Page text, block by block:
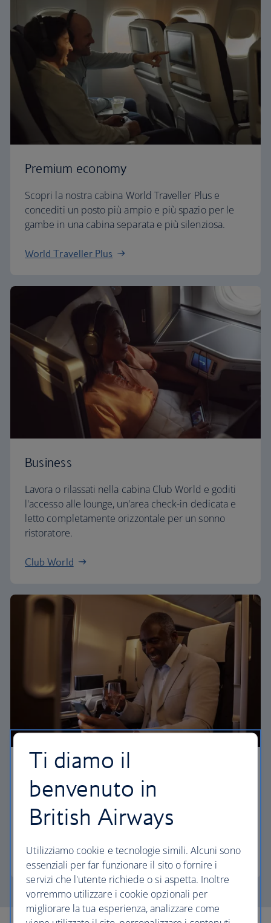
Premium economy
Scopri la nostra cabina World Traveller Plus e
concediti un posto più ampio e più spazio per le
gambe in una cabina separata e più silenziosa.
World Traveller Plus
Business
Lavora o rilassati nella cabina Club World e goditi
l'accesso alle lounge, un'area check-in dedicata e
letto completamente orizzontale per un sonno
ristoratore.
Club World
First
Scegli la First per godere di tantissimi comfort,
dalla cucina raffinata alla propria suite privata e
all'accesso alle nostre eleganti lounge di partenza.
First
Ti diamo il
benvenuto in
British Airways
Utilizziamo cookie e tecnologie simili. Alcuni sono
essenziali per far funzionare il sito o fornire i
servizi che l'utente richiede o si aspetta. Inoltre
vorremmo utilizzare i cookie opzionali per
migliorare la tua esperienza, analizzare come